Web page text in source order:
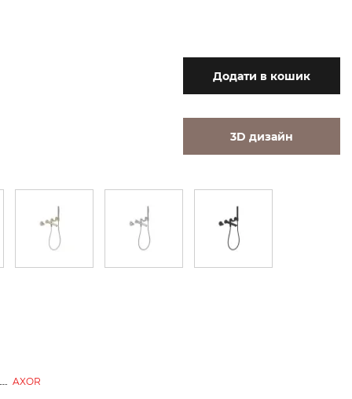
Додати в кошик
3D дизайн
AXOR